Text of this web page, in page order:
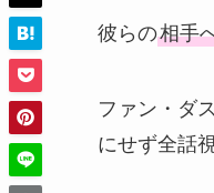
彼らの相手
ファン・ダ
にせず全話